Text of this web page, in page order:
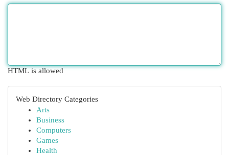
HTML is allowed
Web Directory Categories
Arts
Business
Computers
Games
Health